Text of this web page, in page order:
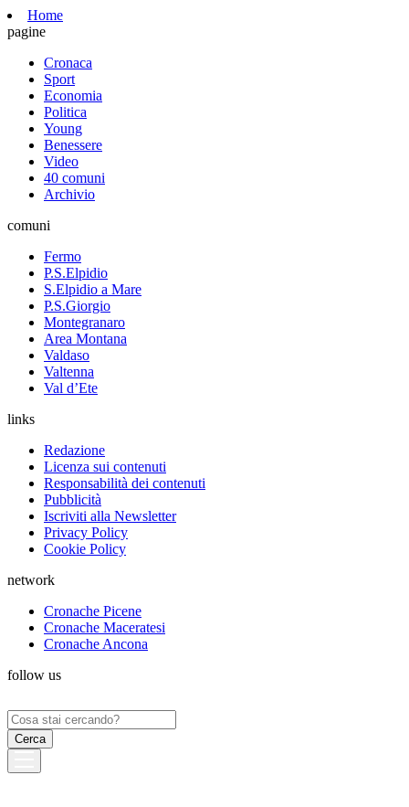
Home
pagine
Cronaca
Sport
Economia
Politica
Young
Benessere
Video
40 comuni
Archivio
comuni
Fermo
P.S.Elpidio
S.Elpidio a Mare
P.S.Giorgio
Montegranaro
Area Montana
Valdaso
Valtenna
Val d’Ete
links
Redazione
Licenza sui contenuti
Responsabilità dei contenuti
Pubblicità
Iscriviti alla Newsletter
Privacy Policy
Cookie Policy
network
Cronache Picene
Cronache Maceratesi
Cronache Ancona
follow us
Ricerca
per: